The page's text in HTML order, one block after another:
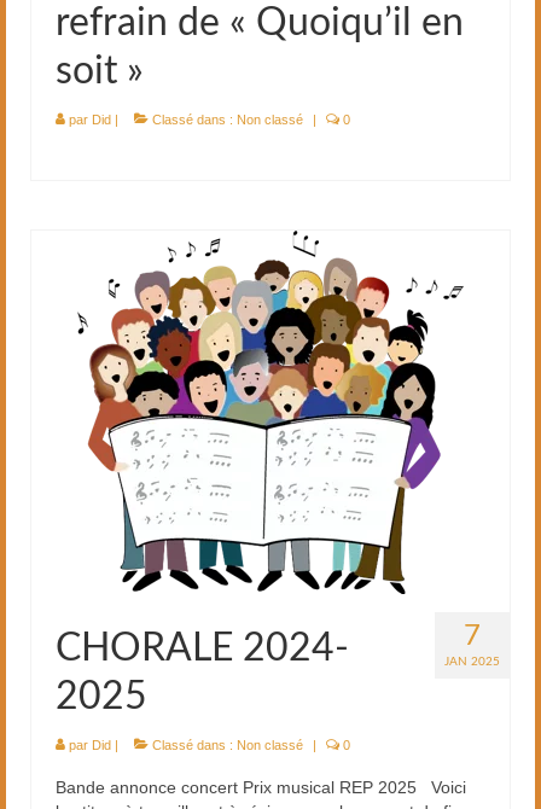
refrain de « Quoiqu’il en
soit »
par Did | Classé dans : Non classé | 0
7
JAN 2025
CHORALE 2024-
2025
par Did | Classé dans : Non classé | 0
Bande annonce concert Prix musical REP 2025 Voici